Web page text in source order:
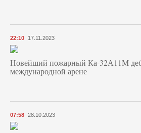
22:10 17.11.2023
Новейший пожарный Ка-32А11М
международной арене
07:58 28.10.2023